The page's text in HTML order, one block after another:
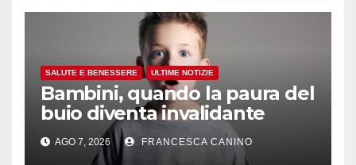
SALUTE E BENESSERE ULTIME NOTIZIE
Bambini, quando la paura del
buio diventa invalidante
AGO 7, 2026 FRANCESCA CANINO